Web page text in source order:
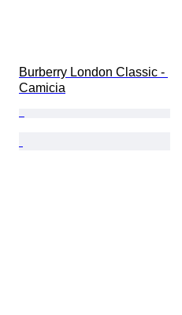
Burberry London Classic -
Camicia